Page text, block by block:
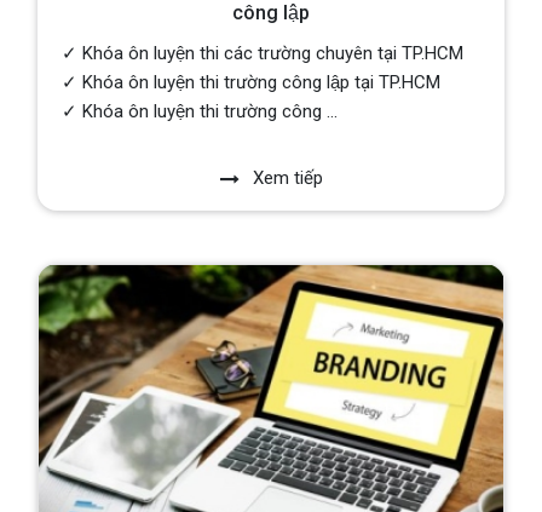
công lập
✓ Khóa ôn luyện thi các trường chuyên tại TP.HCM
✓ Khóa ôn luyện thi trường công lập tại TP.HCM
✓ Khóa ôn luyện thi trường công ...
Xem tiếp